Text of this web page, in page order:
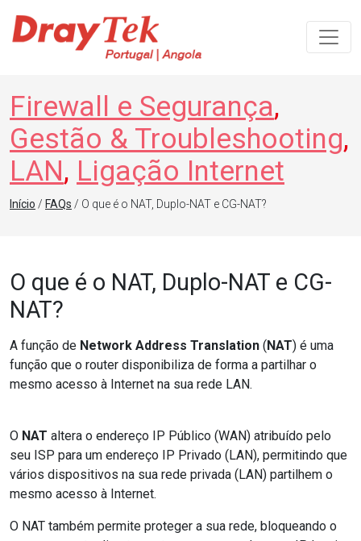
Navegação principal
Firewall e Segurança,
Gestão & Troubleshooting,
LAN, Ligação Internet
Início / FAQs / O que é o NAT, Duplo-NAT e CG-NAT?
O que é o NAT, Duplo-NAT e CG-
NAT?
A função de Network Address Translation (NAT) é uma
função que o router disponibiliza de forma a partilhar o
mesmo acesso à Internet na sua rede LAN.
O NAT altera o endereço IP Público (WAN) atribuído pelo
seu ISP para um endereço IP Privado (LAN), permitindo que
vários dispositivos na sua rede privada (LAN) partilhem o
mesmo acesso à Internet.
O NAT também permite proteger a sua rede, bloqueando o